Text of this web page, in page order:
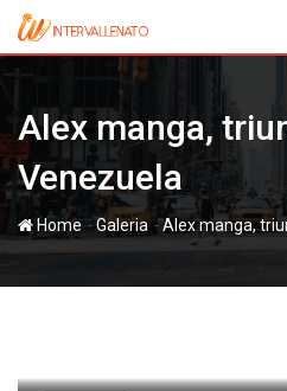
Skip
content
Alex manga,
Venezuela
Home -Galeria-Alex manga,
paul
21 septiembre,